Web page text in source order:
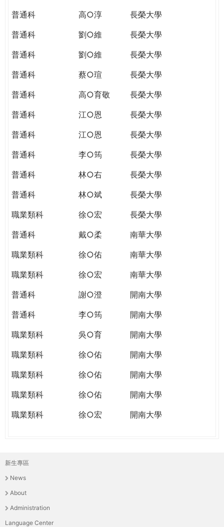
普通科
高○淳
長榮大學
普通科
劉○維
長榮大學
普通科
劉○維
長榮大學
普通科
蔡○瑄
長榮大學
普通科
高○育敬
長榮大學
普通科
江○恩
長榮大學
普通科
江○恩
長榮大學
普通科
李○筠
長榮大學
普通科
林○右
長榮大學
普通科
林○斌
長榮大學
職業類科
徐○宏
長榮大學
普通科
戴○柔
南華大學
職業類科
徐○佑
南華大學
職業類科
徐○宏
南華大學
普通科
謝○澄
開南大學
普通科
李○筠
開南大學
職業類科
吳○育
開南大學
職業類科
徐○佑
開南大學
職業類科
徐○佑
開南大學
職業類科
徐○佑
開南大學
職業類科
徐○宏 開南大學
主
選
單
新生專區
News
About
Administration
Language Center